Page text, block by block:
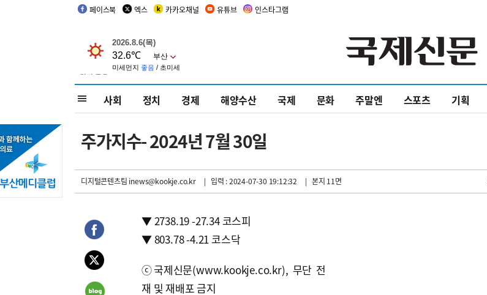
페이스북 엑스 카카오채널 유튜브 인스타그램
사회 정치 경제 해양수산 국제 문화 주말엔 스포츠 기획
주가지수- 2024년 7월 30일
디지털콘텐츠팀 inews@kookje.co.kr | 입력 : 2024-07-30 19:12:32 | 본지 11면
▼ 2738.19 -27.34 코스피
▼ 803.78 -4.21 코스닥
ⓒ국제신문(www.kookje.co.kr), 무단 전
재 및 재배포 금지